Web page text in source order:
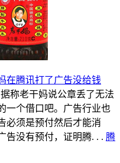
在腾讯打了广告没给钱
据称老干妈说公章丢了无法
一个借口吧。广告行业也
必须是预付然后才能消
告没有预付，证明腾. . . 腾